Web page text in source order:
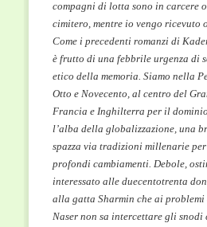
compagni di lotta sono in carcere
cimitero, mentre io vengo ricevuto
Come i precedenti romanzi di
è frutto di una febbrile urgenza di
etico della memoria. Siamo nella
Otto e Novecento, al centro del
Francia e Inghilterra per il
l’alba della globalizzazione, una
spazza via tradizioni millenarie
profondi cambiamenti. Debole,
interessato alle duecentotrenta
alla gatta Sharmin che ai problemi
Naser non sa intercettare gli